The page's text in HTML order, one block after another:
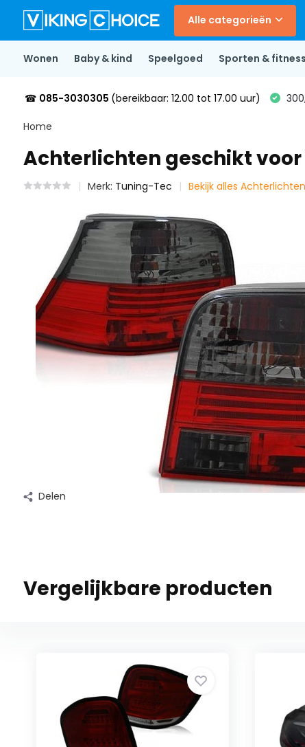
Alle categorieën
Wonen Baby & kind Speelgoed Sporten & fitness
☎ 085-3030305 (bereikbaar: 12.00 tot 17.00 uur)
Home
Achterlichten geschikt voor
Merk: Tuning-Tec Bekijk alles Achterlichten
Delen
Vergelijkbare producten